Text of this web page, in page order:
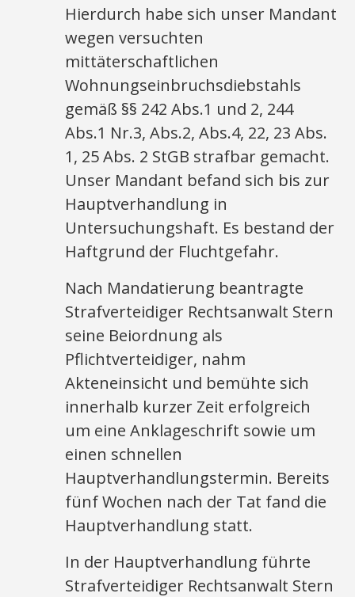
Hierdurch habe sich unser Mandant
wegen versuchten
mittäterschaftlichen
Wohnungseinbruchsdiebstahls
gemäß §§ 242 Abs.1 und 2, 244
Abs.1 Nr.3, Abs.2, Abs.4, 22, 23 Abs.
1, 25 Abs. 2 StGB strafbar gemacht.
Unser Mandant befand sich bis zur
Hauptverhandlung in
Untersuchungshaft. Es bestand der
Haftgrund der Fluchtgefahr.
Nach Mandatierung beantragte
Strafverteidiger Rechtsanwalt Stern
seine Beiordnung als
Pflichtverteidiger, nahm
Akteneinsicht und bemühte sich
innerhalb kurzer Zeit erfolgreich
um eine Anklageschrift sowie um
einen schnellen
Hauptverhandlungstermin. Bereits
fünf Wochen nach der Tat fand die
Hauptverhandlung statt.
In der Hauptverhandlung führte
Strafverteidiger Rechtsanwalt Stern